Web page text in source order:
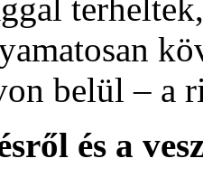
belül – a
és a